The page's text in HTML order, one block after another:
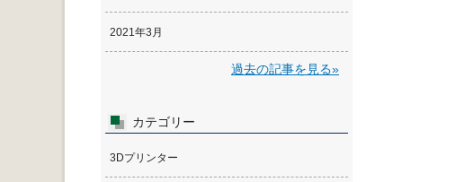
2021年3月
過去の記事を見る»
カテゴリー
3Dプリンター